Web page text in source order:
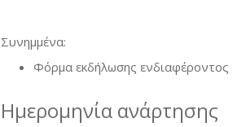
Συνημμένα:
Φόρμα εκδήλωσης ενδιαφέροντος
Ημερομηνία ανάρτησης